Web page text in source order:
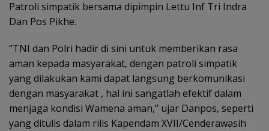
Patroli simpatik bersama dipimpin Lettu Inf Tri Indra
Dan Pos Pikhe.
“TNI dan Polri hadir di sini untuk memberikan rasa
aman kepada masyarakat, dengan patroli simpatik
yang dilakukan kami dapat langsung berkomunikasi
dengan masyarakat , hal ini sangatlah efektif dalam
menjaga kondisi Wamena aman,” ujar Danpos, seperti
yang ditulis dalam rilis Kapendam XVII/Cenderawasih